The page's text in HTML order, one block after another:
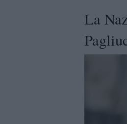
La